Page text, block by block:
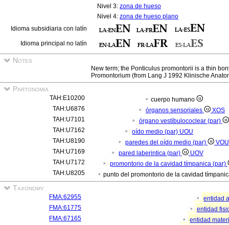
Nivel 3: zona de hueso
Nivel 4: zona de hueso plano
Idioma subsidiaria con latín
Idioma principal no latín
Notes
New term; the Ponticulus promontorii is a thin
Promontorium (from Lang J 1992 Klinische
Partonomia
TAH:E10200
cuerpo humano
TAH:U6876
órganos sensoriales
XOS
TAH:U7101
órgano vestíbulococlear (par)
TAH:U7162
oído medio (par) UOU
TAH:U8190
paredes del oído medio (par)
VOU
TAH:U7169
pared laberintica (par)
UOV
TAH:U7172
promontorio de la cavidad tímpanica (par)
TAH:U8205
punto del promontorio de la cavidad
Taxonomy
FMA:62955
entidad
FMA:61775
entidad
FMA:67165
entidad